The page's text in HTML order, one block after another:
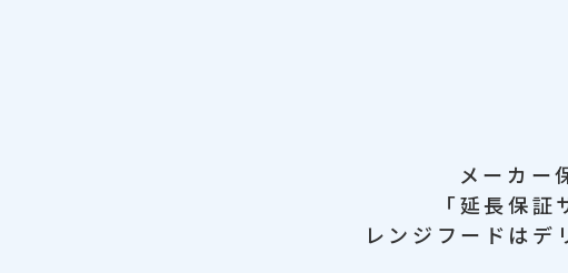
メーカー
「延長保証
レンジフードはデ